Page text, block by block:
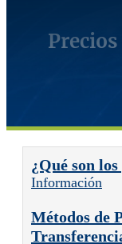
¿Qué son
Información
Métodos de